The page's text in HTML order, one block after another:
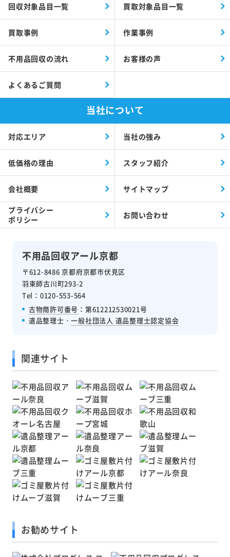
不用品回収アール京都
〒612-8486 京都府京都市伏見区
羽束師古川町293-2
Tel：0120-553-564
古物商許可番号 ：第612212530021号
遺品整理士・一般社団法人 遺品整理士認定協会
回収対象品目一覧 買取対象品目一覧
買取事例 作業事例
不用品回収の流れ お客様の声
よくあるご質問
当社について
対応エリア 当社の強み
低価格の理由 スタッフ紹介
会社概要 サイトマップ
プライバシー
ポリシー
お問い合わせ
関連サイト
お勧めサイト